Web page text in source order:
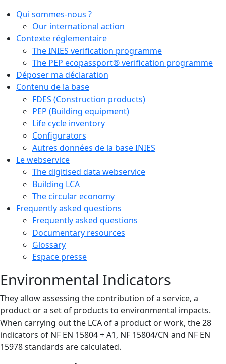
Qui sommes-nous ?
Our international action
Contexte réglementaire
The INIES verification programme
The PEP ecopassport® verification programme
Déposer ma déclaration
Contenu de la base
FDES (Construction products)
PEP (Building equipment)
Life cycle inventory
Configurators
Autres données de la base INIES
Le webservice
The digitised data webservice
Building LCA
The circular economy
Frequently asked questions
Frequently asked questions
Documentary resources
Glossary
Espace presse
Environmental Indicators
They allow assessing the contribution of a service, a
product or a set of products to environmental impacts.
When carrying out the LCA of a product or work, the 28
indicators of NF EN 15804 + A1, NF 15804/CN and NF EN
15978 standards are calculated.